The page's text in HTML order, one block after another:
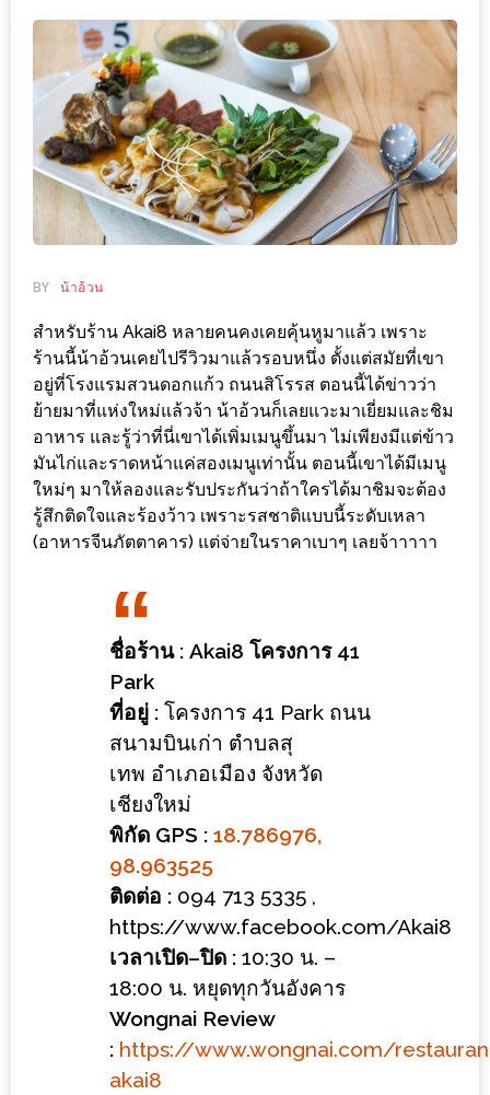
ครั้ง
ช้อป
ชิ
ลล์
ชิม
ที่
HIMMA
MARKET
10
ร้าน
พ่อ
ค้า
แซ่บ
แม่ค้า
สวย
ร้าน
เสน่ห์
ของ
ที่
ลอง
16
ร้าน
อร่อย
ที่
ต้อง
มา
ลอง
ถนน
คน
BY น้าอ้วน
สำหรับร้าน Akai8 หลายคนคงเคยคุ้นหูมาแล้ว เพราะ
ร้านนี้น้าอ้วนเคยไปรีวิวมาแล้วรอบหนึ่ง ตั้งแต่สมัยที่เขา
อยู่ที่โรงแรมสวนดอกแก้ว ถนนสิโรรส ตอนนี้ได้ข่าวว่า
ย้ายมาที่แห่งใหม่แล้วจ้า น้าอ้วนก็เลยแวะมาเยี่ยมและชิม
อาหาร และรู้ว่าที่นี่เขาได้เพิ่มเมนูขึ้นมา ไม่เพียงมีแต่ข้าว
มันไก่และราดหน้าแค่สองเมนูเท่านั้น ตอนนี้เขาได้มีเมนู
ใหม่ๆ มาให้ลองและรับประกันว่าถ้าใครได้มาชิมจะต้อง
รู้สึกติดใจและร้องว้าว เพราะรสชาติแบบนี้ระดับเหลา
(อาหารจีนภัตตาคาร) แต่จ่ายในราคาเบาๆ เลยจ้าาาาา
ชื่อร้าน: Akai8 โครงการ 41
Park
ที่อยู่ : โครงการ 41 Park ถนน
สนามบินเก่า ตำบลสุ
เทพ อำเภอเมือง จังหวัด
เชียงใหม่
พิกัด GPS : 18.786976,
98.963525
ติดต่อ : 094 713 5335 ,
https://www.facebook.com/Akai8
เวลาเปิด–ปิด : 10:30 น. –
18:00 น. ​หยุดทุกวันอังคาร
Wongnai Review
: https://www.wongnai.com/
akai8